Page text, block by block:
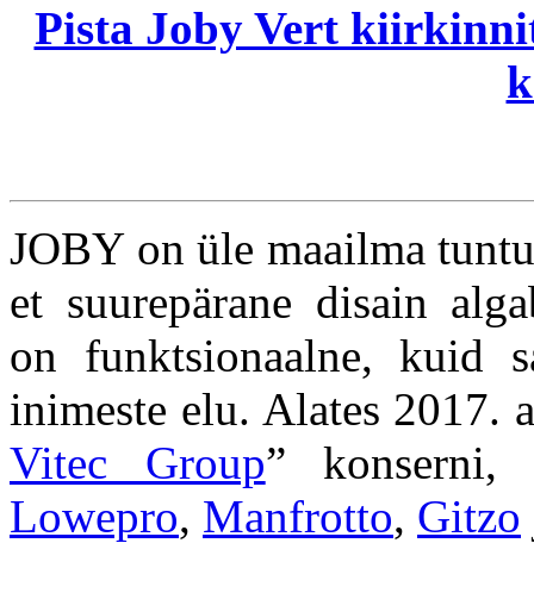
Pista Joby Vert
JOBY on üle maailma
et suurepärane disain
on funktsionaalne, kuid
inimeste elu. Alates 2017.
Vitec Group” konserni,
Lowepro, Manfrotto, Gitzo